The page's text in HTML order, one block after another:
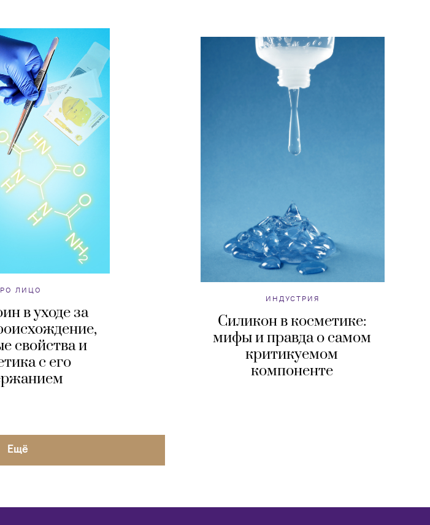
ЛИЦО
в уходе за
свойства и
с его
ИНДУСТРИЯ
Силикон в косметике:
мифы и правда о самом
критикуемом
компоненте
Eщё